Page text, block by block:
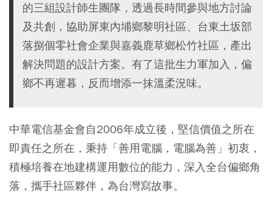
的三組設計師生團隊，透過長時間參與地方討論
及共創，協助屏東內埔鄉黎明社區、台東土坂部
落捌個零社會企業與嘉義鹿草鄉松竹社區，產出
解決問題的設計方案。有了這批生力軍加入，偏
鄉不再遲暮，反而增添一抹溫柔況味。
中華電信基金會自2006年成立後，堅信價值之所在
即責任之所在，秉持「善用電腦，電腦為善」初衷，
積極培養在地建構運用數位的能力，深入全台偏鄉角
落，攜手社區夥伴，為台灣寫故事。